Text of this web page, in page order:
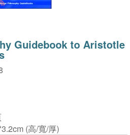
Guidebook to Aristotle
(高/寬/厚)